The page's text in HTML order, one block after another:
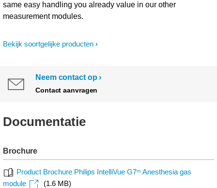
Bekijk soortgelijke producten
same easy handling you already value in our other
measurement modules.
Neem contact op
Contact aanvragen
Documentatie
Brochure
Product Brochure Philips IntelliVue G7ᵐ Anesthesia gas
module
(1.6 MB)